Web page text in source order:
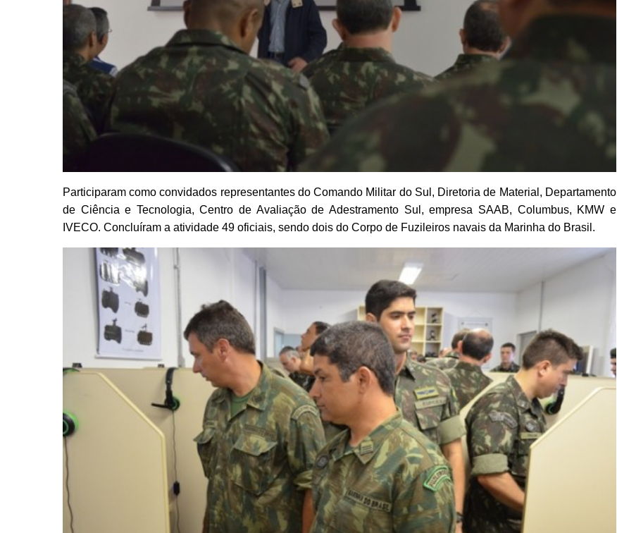
Participaram como convidados representantes do Comando Militar do Sul, Diretoria de Material, Departamento
de Ciência e Tecnologia, Centro de Avaliação de Adestramento Sul, empresa SAAB, Columbus, KMW e
IVECO. Concluíram a atividade 49 oficiais, sendo dois do Corpo de Fuzileiros navais da Marinha do Brasil.